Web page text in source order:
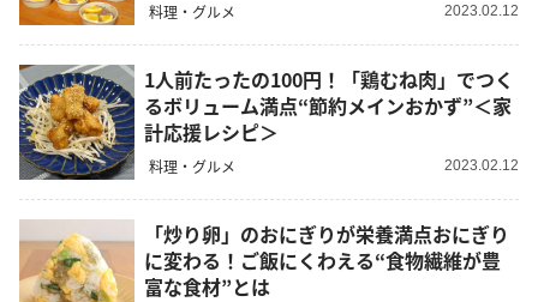
料理・グルメ 2023.02.12
1人前たったの100円！「鶏むね肉」でつく
るボリューム満点“節約メインおかず”＜家
計応援レシピ＞
料理・グルメ 2023.02.12
「炒り卵」のおにぎりが栄養満点おにぎり
に変わる！ご飯にくわえる“食物繊維が豊
富な食材”とは